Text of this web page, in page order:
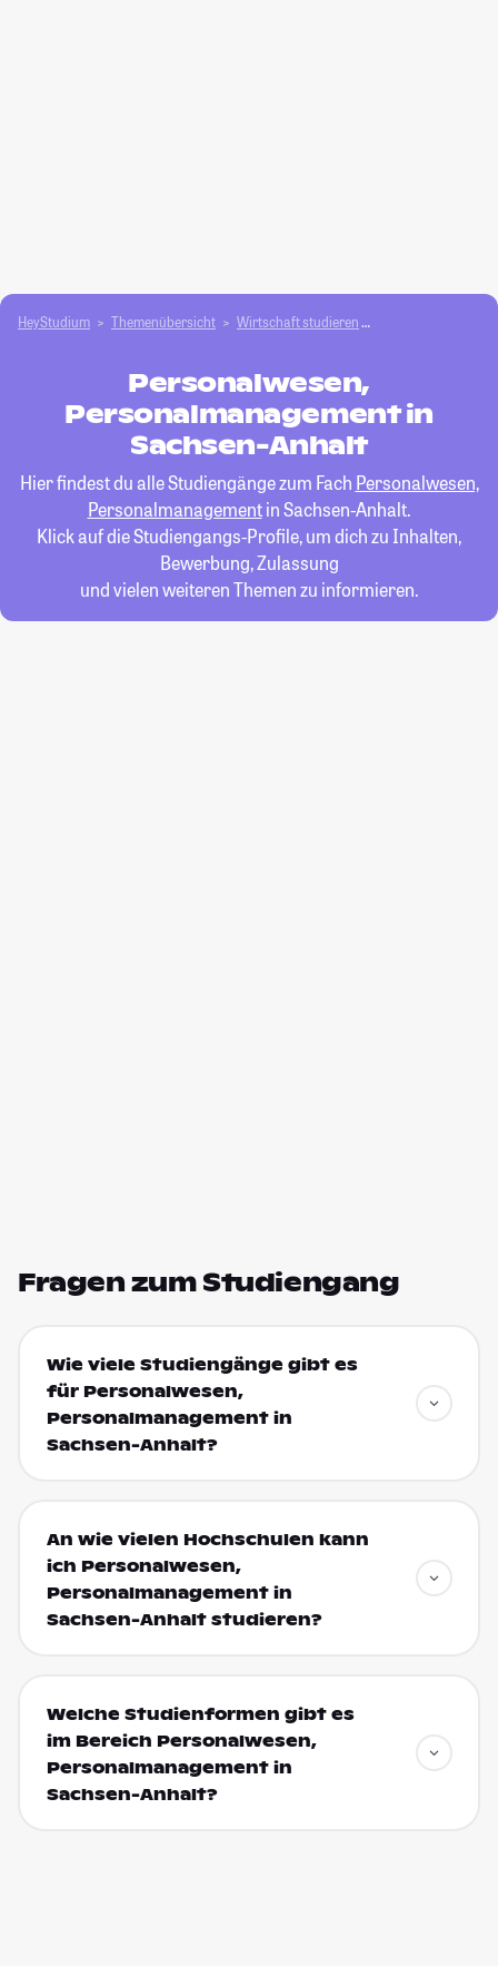
HeyStudium Themenübersicht Wirtschaft studieren
Personalwesen,
Personalmanagement in
Sachsen-Anhalt
Hier findest du alle Studiengänge zum Fach Personalwesen,
Personalmanagementin Sachsen-Anhalt.
Klick auf die Studiengangs-Profile, um dich zu Inhalten,
Bewerbung, Zulassung
und vielen weiteren Themen zu informieren.
Fragen zum Studiengang
Wie viele Studiengänge gibt es
für Personalwesen,
Personalmanagement in
Sachsen-Anhalt?
An wie vielen Hochschulen kann
ich Personalwesen,
Personalmanagement in
Sachsen-Anhalt studieren?
Welche Studienformen gibt es
im Bereich Personalwesen,
Personalmanagement in
Sachsen-Anhalt?